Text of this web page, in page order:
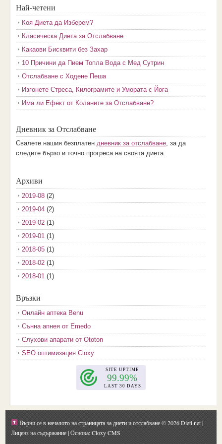
Най-четени
Коя Диета да Изберем?
Класическа Диета за Отслабване
Какаови Бисквити без Захар
10 Причини да Пием Топла Вода с Мед Сутрин
Отслабване с Ходене Пеша
Изгонете Стреса, Килограмите и Умората с Йога
Има ли Ефект от Коланите за Отслабване?
Дневник за Отслабване
Свалете нашия безплатен дневник за отслабване, за да
следите бързо и точно прогреса на своята диета.
Архиви
2019-08(2)
2019-04(2)
2019-02(1)
2019-01(1)
2018-05(1)
2018-02(1)
2018-01(1)
2017-11
2017-10(3)
2017-08(3)
2017-07(1)
2017-06(2)
2017-02(2)
2017-01(1)
2016-09(1)
Връзки
Онлайн аптека Benu
Сънна апнея от Emedo
Слухови апарати от Ototon
SEO оптимизация Cloxy
Върни се в началото на страницата за диети и отслабване© 2026 Dieti.net |
Лиценз на съдържание| Основа: Cloxy CMS